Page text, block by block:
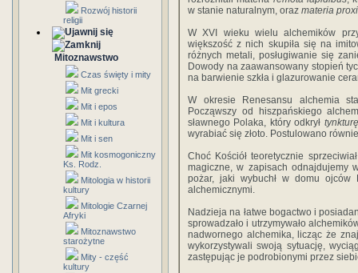
Rozwój historii
religii
Mitoznawstwo
Czas święty i mity
Mit grecki
Mit i epos
Mit i kultura
Mit i sen
Mit kosmogoniczny
Ks. Rodz.
Mitologia w historii
kultury
Mitologie Czarnej
Afryki
Mitoznawstwo
starożytne
Mity - część
kultury
w stanie naturalnym, oraz materia
W XVI wieku wielu alchemików
większość z nich skupiła się na
różnych metali, posługiwanie się
Dowody na zaawansowany stopień
na barwienie szkła i glazurowanie
W okresie Renesansu alchemia
Począwszy od hiszpańskiego
sławnego Polaka, który odkrył tynkturę
wyrabiać się złoto. Postulowano
Choć Kościół teoretycznie
magiczne, w zapisach odnajdujemy
pożar, jaki wybuchł w domu ojców
alchemicznymi.
Nadzieja na łatwe bogactwo i
sprowadzało i utrzymywało
nadwornego alchemika, licząc że
wykorzystywali swoją sytuację,
zastępując je podrobionymi przez